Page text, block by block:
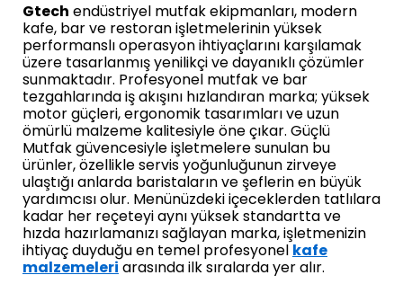
Gtech endüstriyel mutfak ekipmanları, modern
kafe, bar ve restoran işletmelerinin yüksek
performanslı operasyon ihtiyaçlarını karşılamak
üzere tasarlanmış yenilikçi ve dayanıklı çözümler
sunmaktadır. Profesyonel mutfak ve bar
tezgahlarında iş akışını hızlandıran marka; yüksek
motor güçleri, ergonomik tasarımları ve uzun
ömürlü malzeme kalitesiyle öne çıkar. Güçlü
Mutfak güvencesiyle işletmelere sunulan bu
ürünler, özellikle servis yoğunluğunun zirveye
ulaştığı anlarda baristaların ve şeflerin en büyük
yardımcısı olur. Menünüzdeki içeceklerden tatlılara
kadar her reçeteyi aynı yüksek standartta ve
hızda hazırlamanızı sağlayan marka, işletmenizin
ihtiyaç duyduğu en temel profesyonel kafe
malzemeleri arasında ilk sıralarda yer alır.